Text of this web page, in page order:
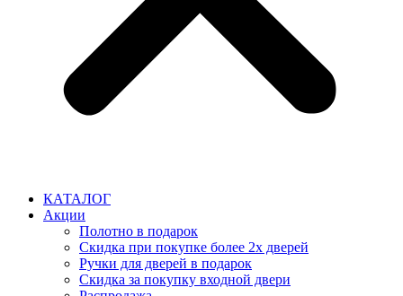
КАТАЛОГ
Акции
Полотно в подарок
Скидка при покупке более 2х дверей
Ручки для дверей в подарок
Скидка за покупку входной двери